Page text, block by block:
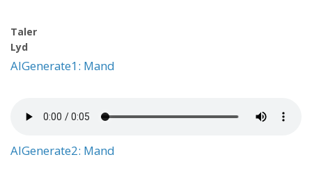
Taler
Lyd
AIGenerate1: Mand
AIGenerate2: Mand